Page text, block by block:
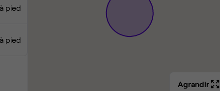
pied
pied
Agrandir